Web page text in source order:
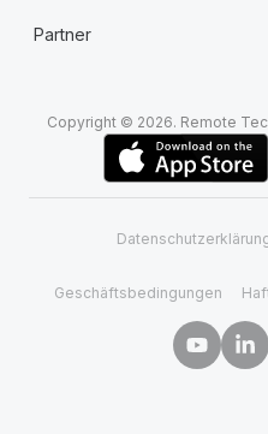
Partner
Copyright © 2026. Remote
Geschäftsbedingungen